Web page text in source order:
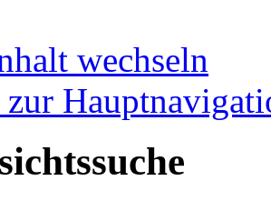
wechseln